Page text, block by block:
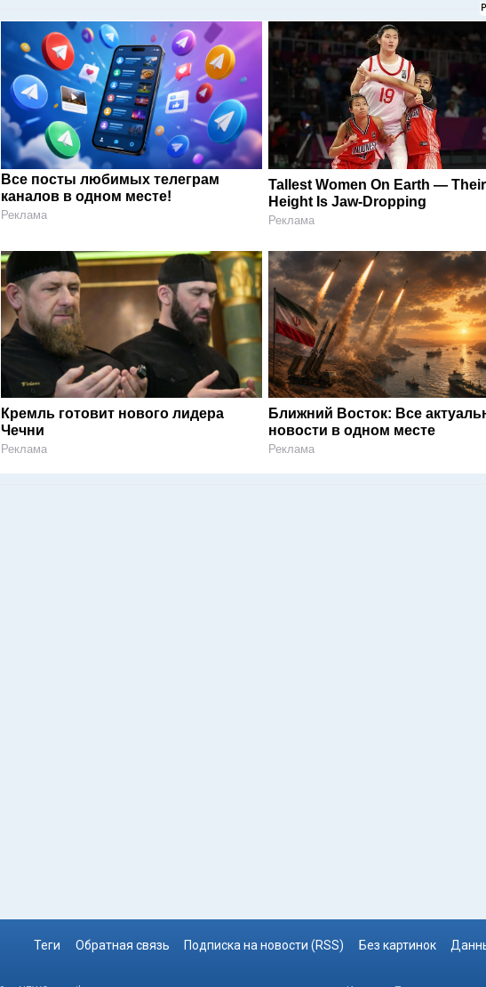
Все посты любимых телеграм
каналов в одном месте!
Реклама
Tallest Women On Earth — Their
Height Is Jaw-Dropping
Реклама
Кремль готовит нового лидера
Чечни
Реклама
Ближний Восток: Все
новости в одном месте
Реклама
Теги Обратная связь Подписка на новости (RSS) Без картинок